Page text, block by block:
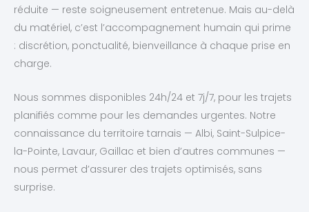
réduite — reste soigneusement entretenue. Mais au-delà
du matériel, c’est l’accompagnement humain qui prime
: discrétion, ponctualité, bienveillance à chaque prise en
charge.
Nous sommes disponibles 24h/24 et 7j/7, pour les trajets
planifiés comme pour les demandes urgentes. Notre
connaissance du territoire tarnais — Albi, Saint-Sulpice-
la-Pointe, Lavaur, Gaillac et bien d’autres communes —
nous permet d’assurer des trajets optimisés, sans
surprise.